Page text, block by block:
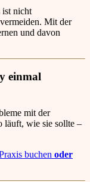
ist nicht
Mit der
und davon
einmal
mit der
läuft, wie sie sollte –
buchen oder